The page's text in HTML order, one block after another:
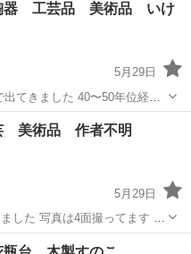
工芸品 美術品 いけ
5月29日
てきました 40〜50年位経っ
22センチ 直径上部（淵）9.5
が綺麗です 宜しくお願いし
ア雑貨/小物 工芸
美術品 作者不明
5月29日
した 写真は4面撮ってます ヒ
チ 直径8.5センチ（外径） 宜
ア雑貨/小物